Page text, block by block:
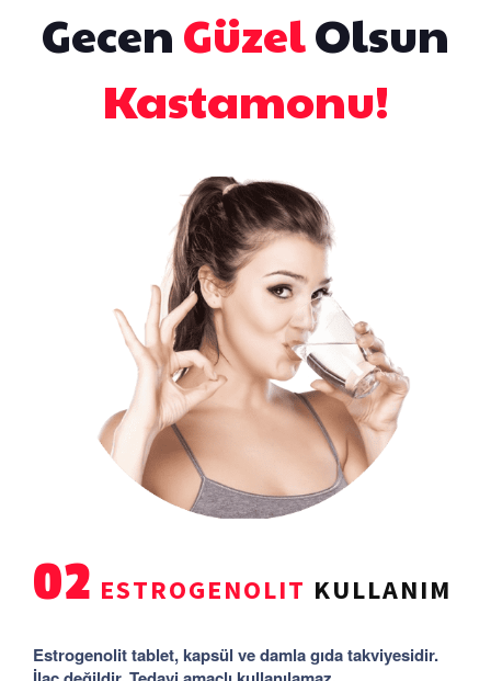
GecenGüzelOlsun
Kastamonu!
02 ESTROGENOLIT KULLANIM
Estrogenolit tablet, kapsül ve damla gıda takviyesidir.